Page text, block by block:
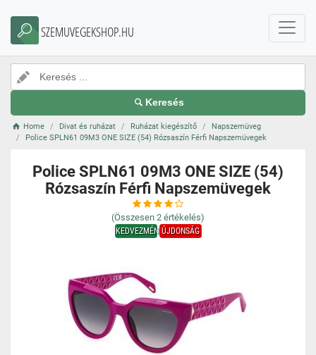
SZEMUVEGEKSHOP.HU
Keresés
Home Divat és ruházat Ruházat kiegészítő
Napszemüveg
Police SPLN61 09M3 ONE SIZE (54) Rózsaszín Férfi Napszemüvegek
Police SPLN61 09M3 ONE SIZE (54)
Rózsaszín Férfi Napszemüvegek
(Összesen 2 értékelés)
KEDVEZMÉNYÚJDONSÁG